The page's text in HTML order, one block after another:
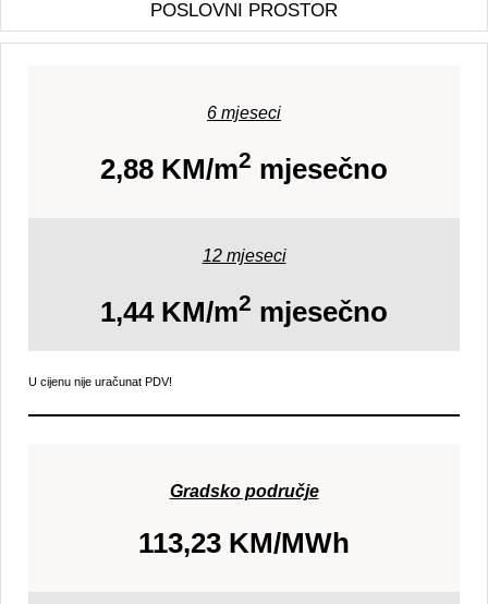
POSLOVNI PROSTOR
6 mjeseci
2,88 KM/m2 mjesečno
12 mjeseci
1,44 KM/m2 mjesečno
U cijenu nije uračunat PDV!
Gradsko područje
113,23 KM/MWh